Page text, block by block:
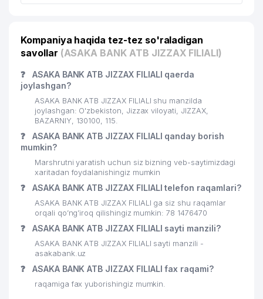
Kompaniya haqida tez-tez so'raladigan
savollar (ASAKA BANK ATB JIZZAX FILIALI)
❓
ASAKA BANK ATB JIZZAX FILIALI qaerda
joylashgan?
ASAKA BANK ATB JIZZAX FILIALI shu manzilda
joylashgan: O'zbekiston, Jizzax viloyati, JIZZAX,
BAZARNIY, 130100, 115.
❓
ASAKA BANK ATB JIZZAX FILIALI qanday borish
mumkin?
Marshrutni yaratish uchun siz bizning veb-saytimizdagi
xaritadan foydalanishingiz mumkin
❓ ASAKA BANK ATB JIZZAX FILIALI telefon raqamlari?
ASAKA BANK ATB JIZZAX FILIALI ga siz shu raqamlar
orqali qo’ng’iroq qilishingiz mumkin: 78 1476470
❓ ASAKA BANK ATB JIZZAX FILIALI sayti manzili?
ASAKA BANK ATB JIZZAX FILIALI sayti manzili -
asakabank.uz
❓ ASAKA BANK ATB JIZZAX FILIALI fax raqami?
raqamiga fax yuborishingiz mumkin.